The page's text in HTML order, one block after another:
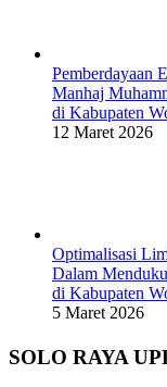
Pemberdayaan
Manhaj
di Kabupaten
12 Maret 2026
Optimalisasi
Dalam
di Kabupaten
5 Maret 2026
SOLO RAYA